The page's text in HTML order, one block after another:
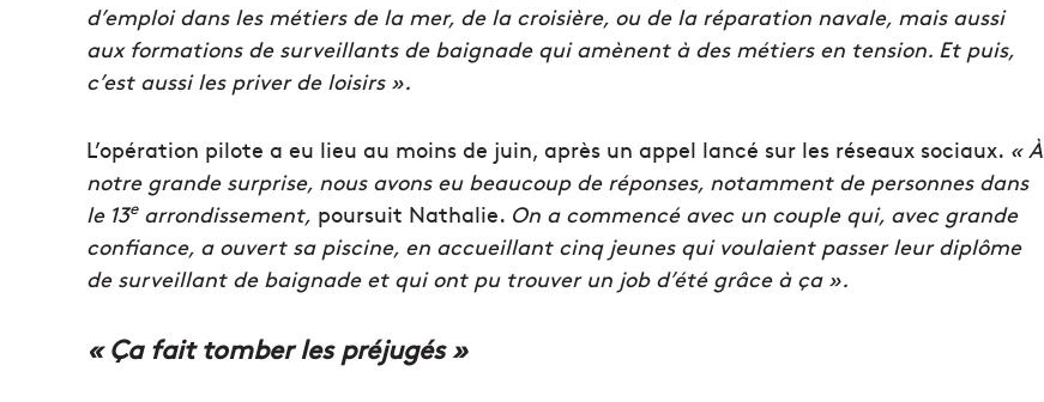
d’emploi dans les métiers de la mer, de la croisière, ou de la réparation navale, mais aussi
aux formations de surveillants de baignade qui amènent à des métiers en tension. Et puis,
c’est aussi les priver de loisirs ».
L’opération pilote a eu lieu au moins de juin, après un appel lancé sur les réseaux sociaux. « À
notre grande surprise, nous avons eu beaucoup de réponses, notamment de personnes dans
le 13earrondissement, poursuit Nathalie. On a commencé avec un couple qui, avec grande
confiance, a ouvert sa piscine, en accueillant cinq jeunes qui voulaient passer leur diplôme
de surveillant de baignade et qui ont pu trouver un job d’été grâce à ça ».
« Ça fait tomber les préjugés »